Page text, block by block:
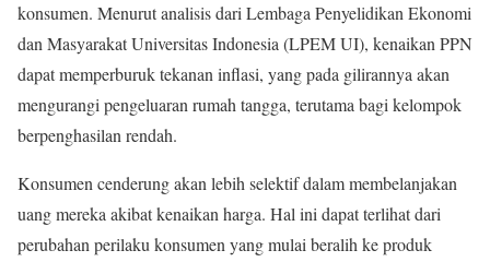
konsumen. Menurut analisis dari Lembaga Penyelidikan Ekonomi
dan Masyarakat Universitas Indonesia (LPEM UI), kenaikan PPN
dapat memperburuk tekanan inflasi, yang pada gilirannya akan
mengurangi pengeluaran rumah tangga, terutama bagi kelompok
berpenghasilan rendah.
Konsumen cenderung akan lebih selektif dalam membelanjakan
uang mereka akibat kenaikan harga. Hal ini dapat terlihat dari
perubahan perilaku konsumen yang mulai beralih ke produk